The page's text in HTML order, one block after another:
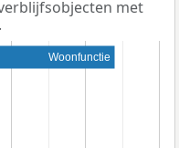
met
Woonfunctie